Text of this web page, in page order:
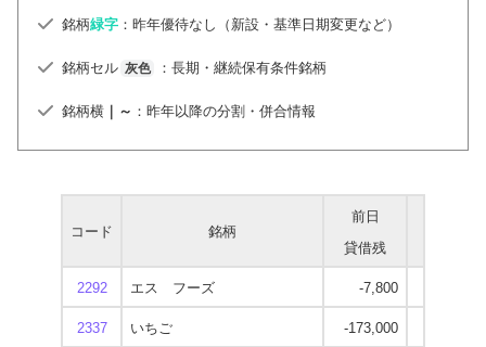
銘柄緑字 ：昨年優待なし（新設・基準日期変更など）
銘柄セル 灰色 ：長期・継続保有条件銘柄
銘柄横 ｜～ ：昨年以降の分割・併合情報
コード 銘柄
前日
貸借残
2292 エス フーズ -7,800
2337 いちご -173,000